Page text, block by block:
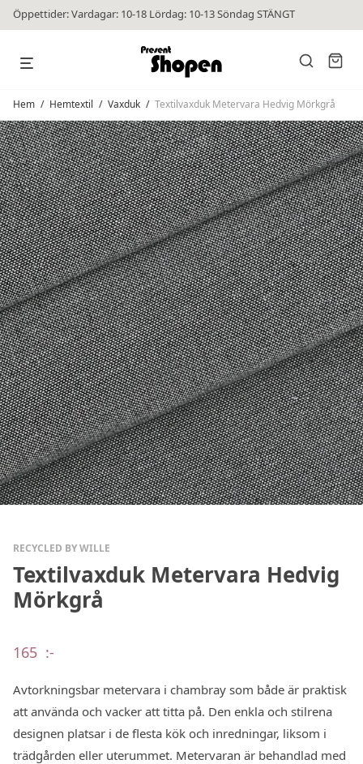
Öppettider: Vardagar: 10-18 Lördag: 10-13 Söndag STÄNGT
Hem / Hemtextil / Vaxduk / Textilvaxduk Metervara Hedvig Mörkgrå
RECYCLED BY WILLE
Textilvaxduk Metervara Hedvig
Mörkgrå
165 :-
Avtorkningsbar metervara i chambray som både är praktisk
att använda och vacker att titta på. Den enkla och stilrena
designen platsar i de flesta kök och inredningar, liksom i
trädgården eller uterummet. Metervaran är behandlad med